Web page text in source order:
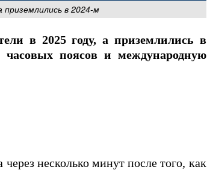
в 2024-м
в 2025 году, а приземлились в
часовых поясов и международную
несколько минут после того, как